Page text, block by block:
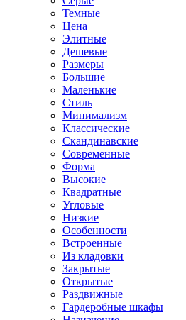
Темные
Цена
Элитные
Дешевые
Размеры
Большие
Маленькие
Стиль
Минимализм
Классические
Скандинавские
Современные
Форма
Высокие
Квадратные
Угловые
Низкие
Особенности
Встроенные
Из кладовки
Закрытые
Открытые
Раздвижные
Гардеробные шкафы